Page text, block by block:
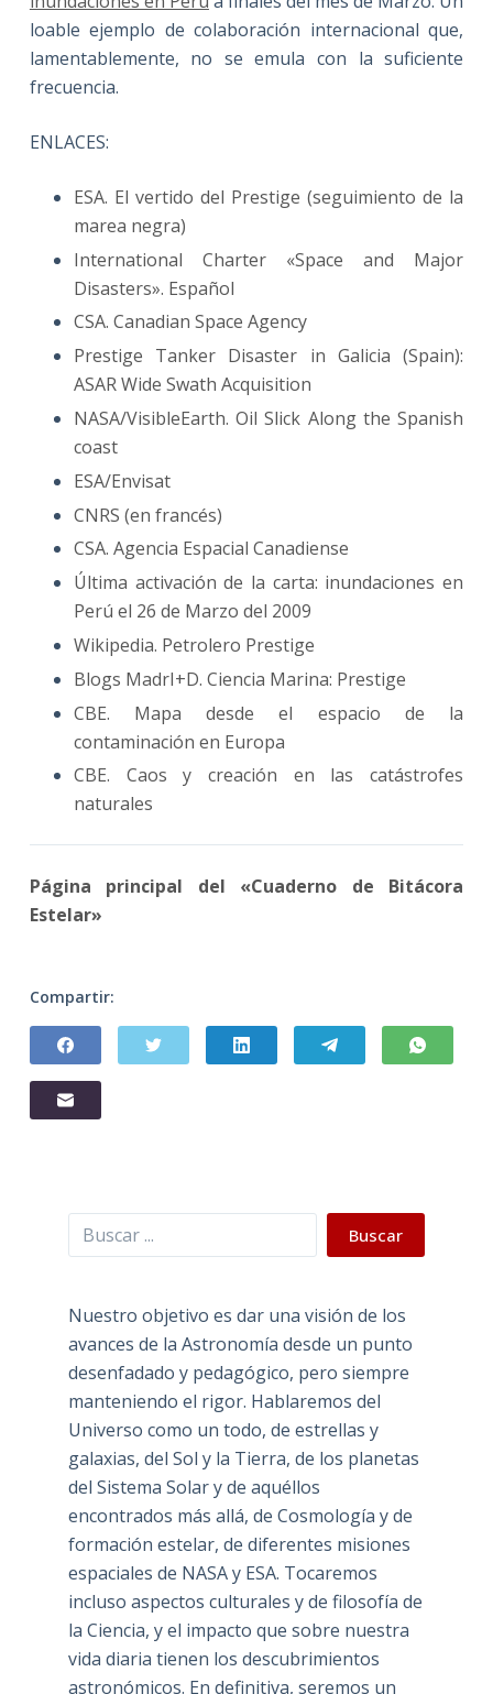
loable ejemplo de colaboración internacional que,
lamentablemente, no se emula con la suficiente
frecuencia.
ENLACES:
ESA. El vertido del Prestige (seguimiento de la
marea negra)
International Charter «Space and Major
Disasters». Español
CSA. Canadian Space Agency
Prestige Tanker Disaster in Galicia (Spain):
ASAR Wide Swath Acquisition
NASA/VisibleEarth. Oil Slick Along the Spanish
coast
ESA/Envisat
CNRS (en francés)
CSA. Agencia Espacial Canadiense
Última activación de la carta: inundaciones en
Perú el 26 de Marzo del 2009
Wikipedia. Petrolero Prestige
Blogs MadrI+D. Ciencia Marina: Prestige
CBE. Mapa desde el espacio de la
contaminación en Europa
CBE. Caos y creación en las catástrofes
naturales
Página principal del «Cuaderno de Bitácora
Estelar»
Compartir:
Buscar Buscar
Nuestro objetivo es dar una visión de los
avances de la Astronomía desde un punto
desenfadado y pedagógico, pero siempre
manteniendo el rigor. Hablaremos del
Universo como un todo, de estrellas y
galaxias, del Sol y la Tierra, de los planetas
del Sistema Solar y de aquéllos
encontrados más allá, de Cosmología y de
formación estelar, de diferentes misiones
espaciales de NASA y ESA. Tocaremos
incluso aspectos culturales y de filosofía de
la Ciencia, y el impacto que sobre nuestra
vida diaria tienen los descubrimientos
astronómicos. En definitiva, seremos un